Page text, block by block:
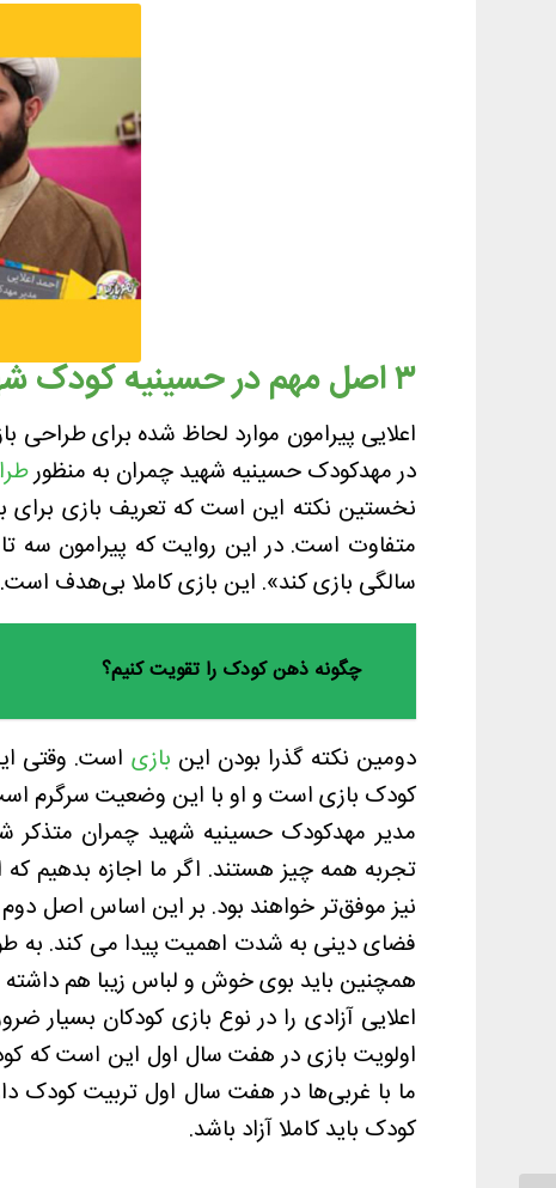
۳ اصل مهم در حسینیه کودک شهید چمران
اعلایی پیرامون موارد لحاظ شده برای طراحی
در مهدکودک حسینیه شهید چمران به منظور
سالگی بازی کند». این بازی کاملا بی‌هدف است.
چگونه ذهن کودک را تقویت کنیم؟
دومین نکته گذرا بودن این بازی است. وقتی
کودک بازی است و او با این وضعیت سرگرم
مدیر مهدکودک حسینیه شهید چمران
تجربه همه چیز هستند. اگر ما اجازه بدهیم
نیز موفق‌تر خواهند بود. بر این اساس اصل
فضای دینی به شدت اهمیت پیدا می کند. به
همچنین باید بوی خوش و لباس زیبا هم داشته
اعلایی آزادی را در نوع بازی کودکان بسیار
اولویت بازی در هفت سال اول این است که
ما با غربی‌ها در هفت سال اول تربیت کودک
کودک باید کاملا آزاد باشد.